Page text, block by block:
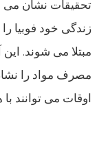
زندگی خود فوبیا
مبتلا می شوند. این
مصرف مواد را
اوقات می توانند با